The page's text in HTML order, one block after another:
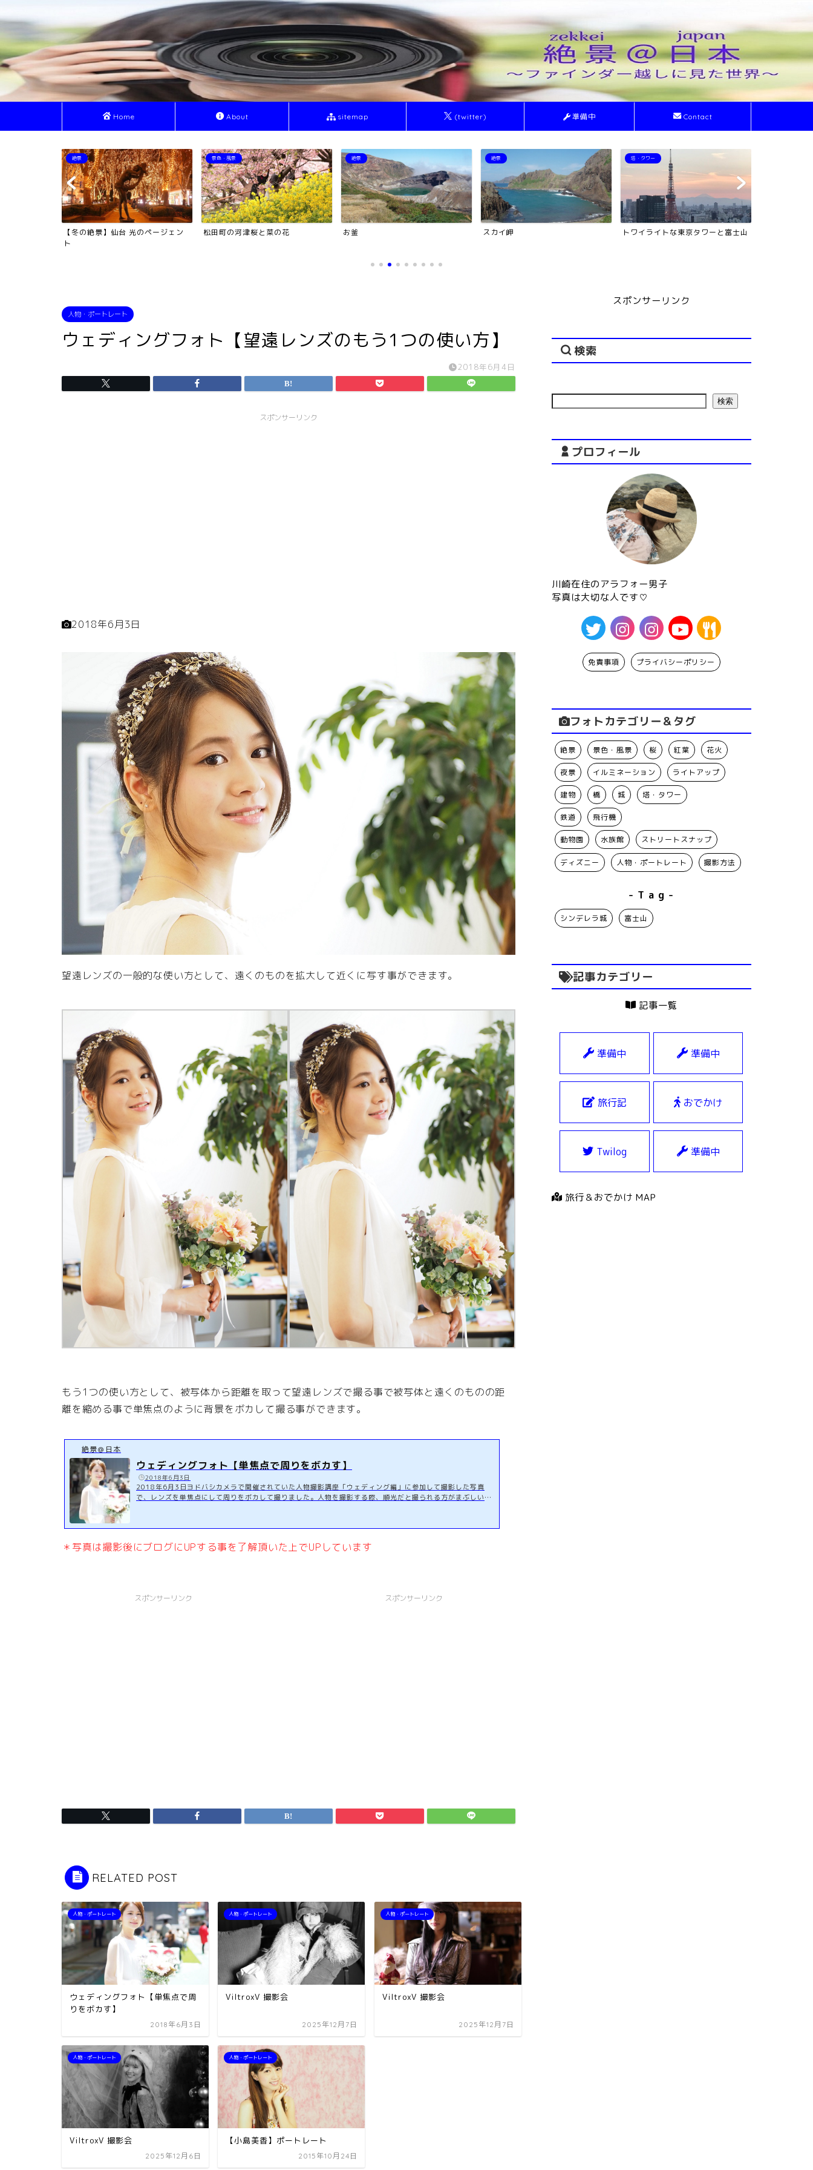
Home About sitemap (twitter) 準備中 Contact
景色・風景
松田町の河津桜と菜の花
絶景
お釜
絶景
スカイ岬
塔・タワー
トワイライトな東京タワーと富士山
ライトアップ
ライトアップされた夜の東京駅
人物・ポートレート
ウェディングフォト【望遠レンズのもう1つの使い方】
2018年6月4日
スポンサーリンク
2018年6月3日
望遠レンズの一般的な使い方として、遠くのものを拡大して近くに写す事ができます。
もう1つの使い方として、被写体から距離を取って望遠レンズで撮る事で被写体と遠くのものの距
離を縮める事で単焦点のように背景をボカして撮る事ができます。
絶景＠日本
ウェディングフォト【単焦点で周りをボカす】
2018年6月3日
2018年6月3日ヨドバシカメラで開催されていた人物撮影講座「ウェディング編」に参加して撮影した写真
で、レンズを単焦点にして周りをボカして撮りました。人物を撮影する際、順光だと撮られる方がまぶしい＆
＊写真は撮影後にブログにUPする事を了解頂いた上でUPしています
スポンサーリンク スポンサーリンク
RELATED POST
人物・ポートレート
ウェディングフォト【単焦点で周
りをボカす】
2018年6月3日
人物・ポートレート
ViltroxV 撮影会
2025年12月7日
人物・ポートレート
ViltroxV 撮影会
2025年12月7日
人物・ポートレート
ViltroxV 撮影会
2025年12月6日
人物・ポートレート
【小島美香】ポートレート
2015年10月24日
スポンサーリンク
検索
検索
プロフィール
川崎在住のアラフォー男子
写真は大切な人です♡
免責事項 プライバシーポリシー
フォトカテゴリー＆タグ
絶景 景色・風景 桜 紅葉 花火
夜景 イルミネーション ライトアップ
建物 橋 城 塔・タワー
鉄道 飛行機
動物園 水族館 ストリートスナップ
ディズニー 人物・ポートレート 撮影方法
- T a g -
シンデレラ城 富士山
記事カテゴリー
記事一覧
準備中 準備中
旅行記 おでかけ
Twilog 準備中
旅行＆おでかけ MAP